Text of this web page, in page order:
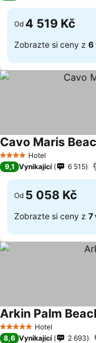
Od 4 519 Kč
Zobrazte si ceny z 6
4 Počet hvězdiček
Hotel
Cavo Maris
9,1 Vynikající 6 515
Od 5 058 Kč
Zobrazte si ceny z 7
5 Počet hvězdiček
Hotel
Arkin Palm
8,6 Vynikající 2 693